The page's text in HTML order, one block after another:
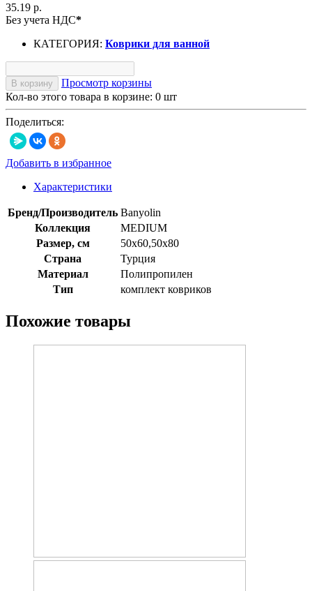
35.19 р.
Без учета НДС*
КАТЕГОРИЯ: Коврики для ванной
В корзину
Просмотр корзины
Кол-во этого товара в корзине: 0 шт
Поделиться:
Добавить в избранное
Характеристики
Бренд/Производитель Banyolin
Коллекция
MEDIUM
Размер, см
50x60,50х80
Страна
Турция
Материал
Полипропилен
Тип
комплект ковриков
Похожие товары